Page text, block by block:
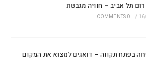
תל אביב – חוויה מגבשת
/
0 COMMENTS
בפתח תקווה – דואגים למצוא את המקום